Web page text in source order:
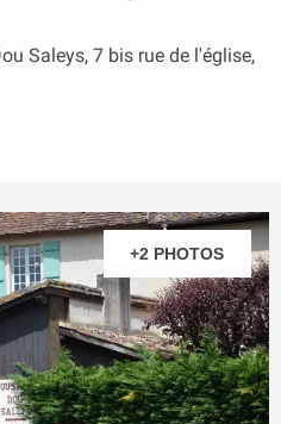
Saleys, 7 bis rue de l'église,
+2 PHOTOS